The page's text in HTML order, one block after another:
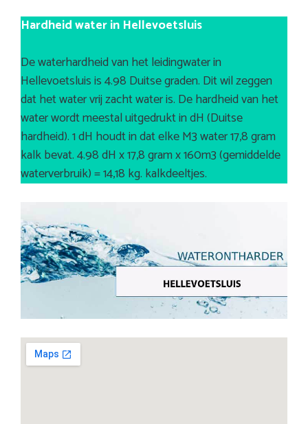
Hardheid water in Hellevoetsluis
De waterhardheid van het leidingwater in
Hellevoetsluis is 4.98 Duitse graden. Dit wil zeggen
dat het water vrij zacht water is. De hardheid van het
water wordt meestal uitgedrukt in dH (Duitse
hardheid). 1 dH houdt in dat elke M3 water 17,8 gram
kalk bevat. 4.98 dH x 17,8 gram x 160m3 (gemiddelde
waterverbruik) = 14,18 kg. kalkdeeltjes.